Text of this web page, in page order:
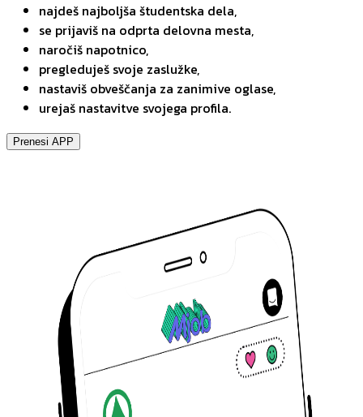
najdeš najboljša študentska dela,
se prijaviš na odprta delovna mesta,
naročiš napotnico,
pregleduješ svoje zaslužke,
nastaviš obveščanja za zanimive oglase,
urejaš nastavitve svojega profila.
Prenesi APP